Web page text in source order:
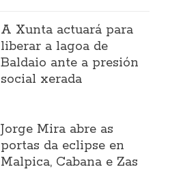
A Xunta actuará para
liberar a lagoa de
Baldaio ante a presión
social xerada
Jorge Mira abre as
portas da eclipse en
Malpica, Cabana e Zas